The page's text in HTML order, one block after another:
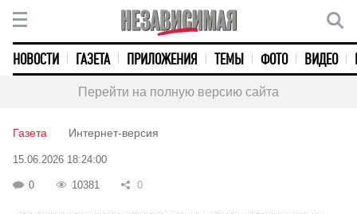
НОВОСТИ ГАЗЕТА ПРИЛОЖЕНИЯ ТЕМЫ ФОТО ВИДЕО
Перейти на полную версию сайта
Газета Интернет-версия
15.06.2026 18:24:00
0 10381 0